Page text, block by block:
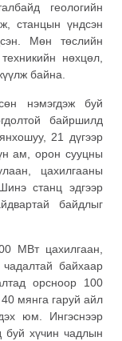
геологийн
станцын үндсэн
Мөн төслийн
нөхцөл,
байна.
нэмэгдэж буй
байршилд
21 дүгээр
ам, орон сууцны
цахилгааны
станц эдгээр
байдлыг
МВт цахилгаан,
байхаар
орсноор 100
мянга гаруй айл
юм. Ингэснээр
буй хүчин чадлын